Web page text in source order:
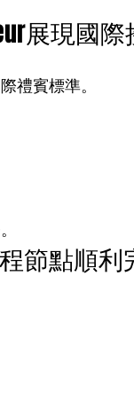
展現國
禮賓標準。
節點順利